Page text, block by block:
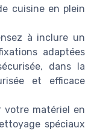
cuisine en plein
à inclure un
adaptées
dans la
et efficace
votre matériel en
spéciaux